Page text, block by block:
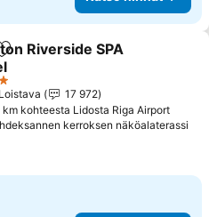
Lisää suosikkeihin
Riverside SPA
hinnat
Loistava
17 972
km kohteesta Lidosta Riga Airport
kerroksen näköalaterassi